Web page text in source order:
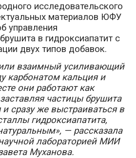
исследовательского
материалов ЮФУ
управления
в гидроксиапатит с
двух типов добавок.
взаимный усиливающий
карбонатом кальция и
они работают как
частицы брушита
и сразу же выстраиваться в
гидроксиапатита,
— рассказала
лабораторией МИИ
Муханова.